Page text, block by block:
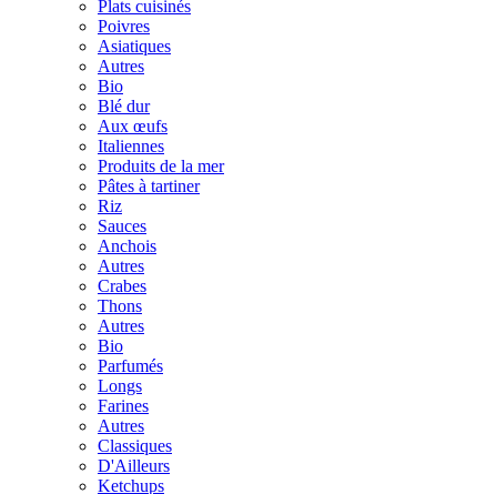
Plats cuisinés
Poivres
Asiatiques
Autres
Bio
Blé dur
Aux œufs
Italiennes
Produits de la mer
Pâtes à tartiner
Riz
Sauces
Anchois
Autres
Crabes
Thons
Autres
Bio
Parfumés
Longs
Farines
Autres
Classiques
D'Ailleurs
Ketchups